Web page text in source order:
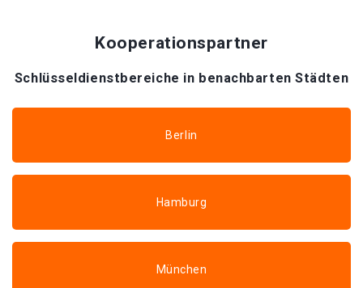
Kooperationspartner
Schlüsseldienstbereiche in benachbarten Städten
Berlin
Hamburg
München